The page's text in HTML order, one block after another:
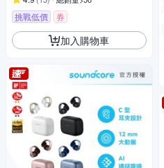
挑戰低價 券
加入購物車